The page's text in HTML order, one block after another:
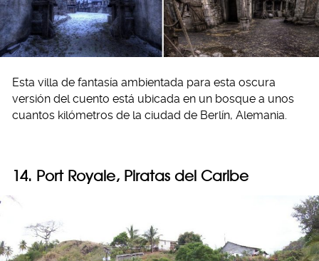
Esta villa de fantasía ambientada para esta oscura
versión del cuento está ubicada en un bosque a unos
cuantos kilómetros de la ciudad de Berlín, Alemania.
14. Port Royale, Piratas del Caribe